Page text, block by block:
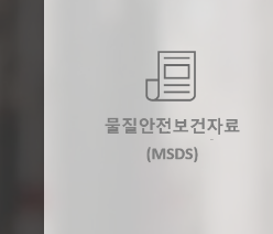
찾아오시는길
에코리서치를 찾아오시는 쉽고 빠른 길을 알려
드립니다.